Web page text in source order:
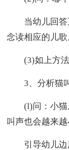
当幼儿回答
念读相应的儿歌
(3)如上方法
3、分析猫叫
(l)问：小猫
叫声也会越来
引导幼儿边